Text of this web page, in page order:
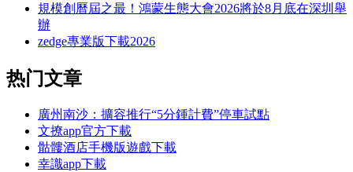
規模創曆屆之最！鴻蒙生態大會2026將於8月底在深圳舉
辦
zedge專業版下載2026
热门文章
廣州南沙：擴容推行“5分鍾計費”停車試點
文撩app官方下載
骷髏酒店手機版遊戲下載
幸識app下載